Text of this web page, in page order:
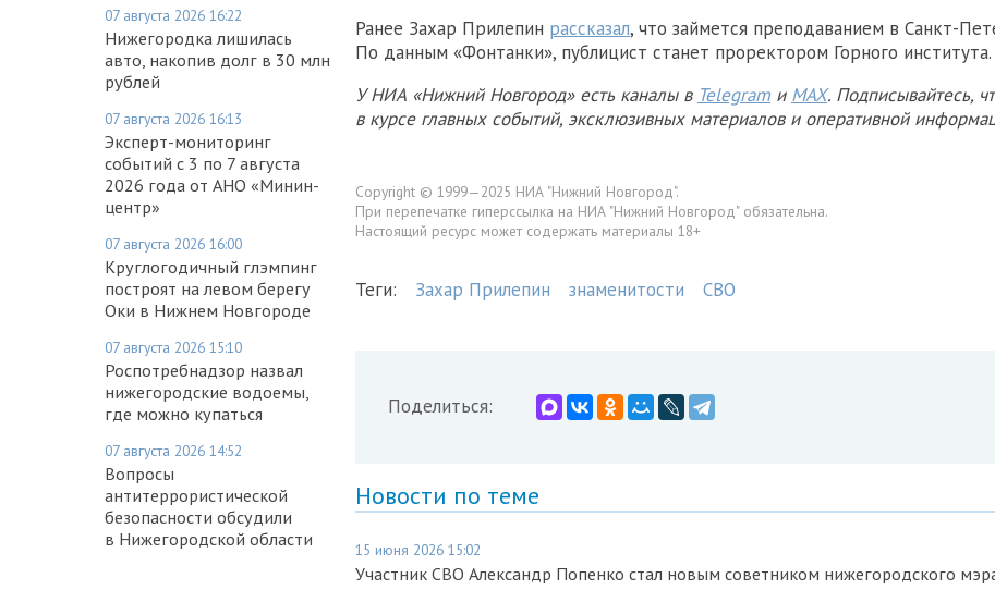
07 августа 2026 16:22
Нижегородка лишилась
авто, накопив долг в 30 млн
рублей
07 августа 2026 16:13
Эксперт-мониторинг
событий с 3 по 7 августа
2026 года от АНО «Минин-
центр»
07 августа 2026 16:00
Круглогодичный глэмпинг
построят на левом берегу
Оки в Нижнем Новгороде
07 августа 2026 15:10
Роспотребнадзор назвал
нижегородские водоемы,
где можно купаться
07 августа 2026 14:52
Вопросы
антитеррористической
безопасности обсудили
в Нижегородской области
Ранее Захар Прилепин рассказал, что займется преподаванием в Санкт-
По данным «Фонтанки», публицист станет проректором Горного института.
У НИА «Нижний Новгород» есть каналы в Telegram и MAX. Подписывайтесь,
в курсе главных событий, эксклюзивных материалов и оперативной
Copyright © 1999—2025 НИА "Нижний Новгород".
При перепечатке гиперссылка на НИА "Нижний Новгород" обязательна.
Настоящий ресурс может содержать материалы 18+
Теги: Захар Прилепин знаменитости СВО
Поделиться:
Новости по теме
15 июня 2026 15:02
Участник СВО Александр Попенко стал новым советником нижегородского